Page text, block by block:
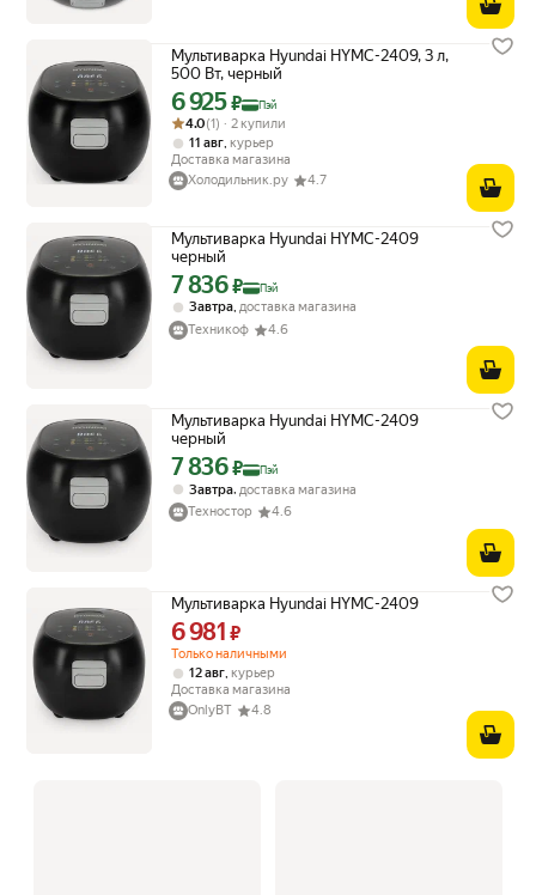
Мультиварка Hyundai HYMC-2409, 3 л,
500 Вт, черный
Цена с картой Яндекс Пэй 6925 ₽ вместо
6 925₽ Пэй
Рейтинг товара: 4.0 из 5
Оценок: (1) · 2 купили
4.0(1) · 2 купили
11 авг, курьер
Доставка магазина
Холодильник.ру
4.7
Мультиварка Hyundai HYMC-2409
черный
Цена с картой Яндекс Пэй 7836 ₽ вместо
7 836₽ Пэй
Завтра доставка магазина
Техникоф
4.6
Мультиварка Hyundai HYMC-2409
черный
Цена с картой Яндекс Пэй 7836 ₽ вместо
7 836₽ Пэй
Завтра, доставка магазина
Техностор
4.6
Мультиварка Hyundai HYMC-2409
Цена 6981 ₽ вместо
6 981 ₽
Только наличными
12 авг, курьер
Доставка магазина
OnlyBT
4.8